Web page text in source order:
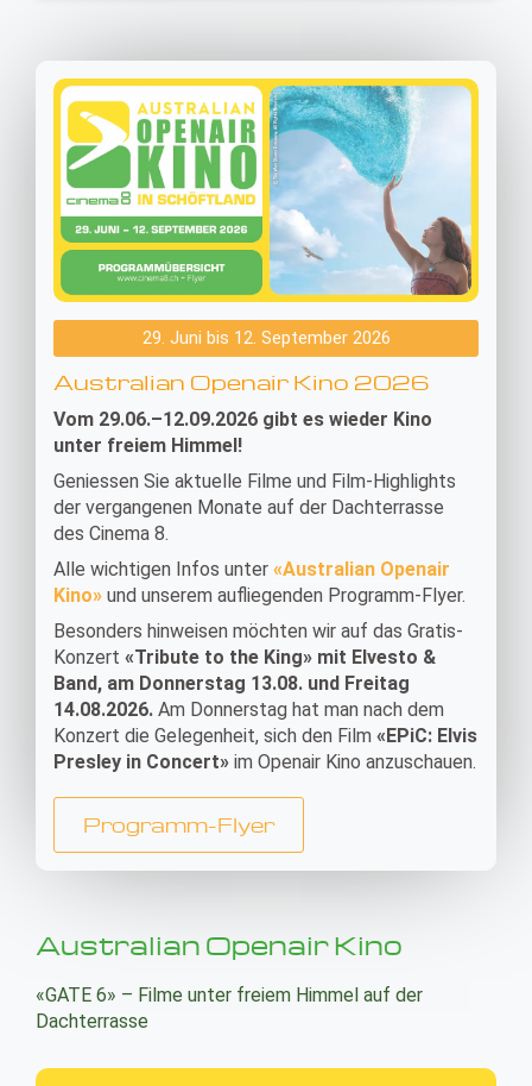
29. Juni bis 12. September 2026
Australian Openair Kino 2026
Vom 29.06.–12.09.2026 gibt es wieder Kino
unter freiem Himmel!
Geniessen Sie aktuelle Filme und Film-Highlights
der vergangenen Monate auf der Dachterrasse
des Cinema 8.
Alle wichtigen Infos unter «Australian Openair
Kino» und unserem aufliegenden Programm-Flyer.
Besonders hinweisen möchten wir auf das Gratis-
Konzert «Tribute to the King» mit Elvesto &
Band, am Donnerstag 13.08. und Freitag
14.08.2026. Am Donnerstag hat man nach dem
Konzert die Gelegenheit, sich den Film «EPiC: Elvis
Presley in Concert» im Openair Kino anzuschauen.
Programm-Flyer
Australian Openair Kino
«GATE 6» – Filme unter freiem Himmel auf der
Dachterrasse